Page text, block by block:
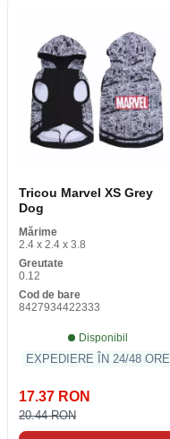
Tricou Marvel XS Grey
Dog
Mărime
2.4 x 2.4 x 3.8
Greutate
0.12
Cod de bare
8427934422333
Disponibil
EXPEDIERE ÎN 24/48 ORE
17.37 RON
20.44 RON